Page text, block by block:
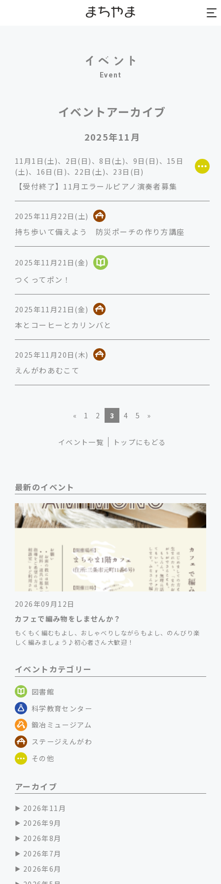
Event
イベントアーカイブ
2025年11月
11月1日(土)、2日(日)、8日(土)、9日(日)、15日
(土)、16日(日)、22日(土)、23日(日)
【受付終了】11月エラールピアノ演奏者募集
2025年11月22日(土)
持ち歩いて備えよう 防災ポーチの作り方講座
2025年11月21日(金)
つくってポン！
2025年11月21日(金)
本とコーヒーとカリンバと
2025年11月20日(木)
えんがわあむこて
« 1 2 3 4 5 »
イベント一覧 トップにもどる
最新のイベント
2026年09月12日
カフェで編み物をしませんか？
もくもく編むもよし、おしゃべりしながらもよし、のんびり楽
しく編みましょう♪初心者さん大歓迎！
イベントカテゴリー
図書館
科学教育センター
鍛冶ミュージアム
ステージえんがわ
その他
アーカイブ
2026年11月
2026年9月
2026年8月
2026年7月
2026年6月